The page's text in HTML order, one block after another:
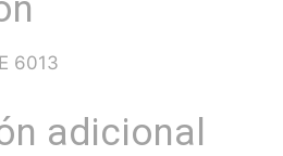
6013
adicional